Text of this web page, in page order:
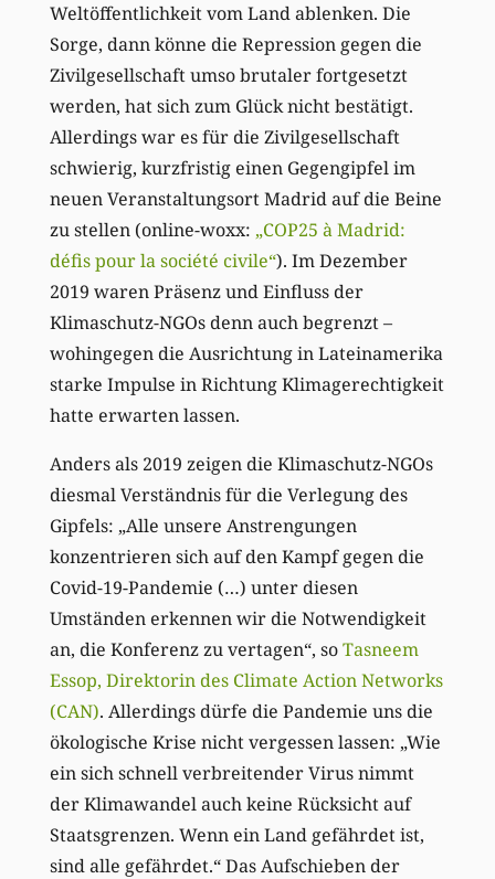
Weltöffentlichkeit vom Land ablenken. Die
Sorge, dann könne die Repression gegen die
Zivilgesellschaft umso brutaler fortgesetzt
werden, hat sich zum Glück nicht bestätigt.
Allerdings war es für die Zivilgesellschaft
schwierig, kurzfristig einen Gegengipfel im
neuen Veranstaltungsort Madrid auf die Beine
zu stellen (online-woxx: „COP25 à Madrid:
défis pour la société civile“). Im Dezember
2019 waren Präsenz und Einfluss der
Klimaschutz-NGOs denn auch begrenzt –
wohingegen die Ausrichtung in Lateinamerika
starke Impulse in Richtung Klimagerechtigkeit
hatte erwarten lassen.
Anders als 2019 zeigen die Klimaschutz-NGOs
diesmal Verständnis für die Verlegung des
Gipfels: „Alle unsere Anstrengungen
konzentrieren sich auf den Kampf gegen die
Covid-19-Pandemie (…) unter diesen
Umständen erkennen wir die Notwendigkeit
an, die Konferenz zu vertagen“, soTasneem
Essop, Direktorin des Climate Action Networks
(CAN). Allerdings dürfe die Pandemie uns die
ökologische Krise nicht vergessen lassen: „Wie
ein sich schnell verbreitender Virus nimmt
der Klimawandel auch keine Rücksicht auf
Staatsgrenzen. Wenn ein Land gefährdet ist,
sind alle gefährdet.“ Das Aufschieben der